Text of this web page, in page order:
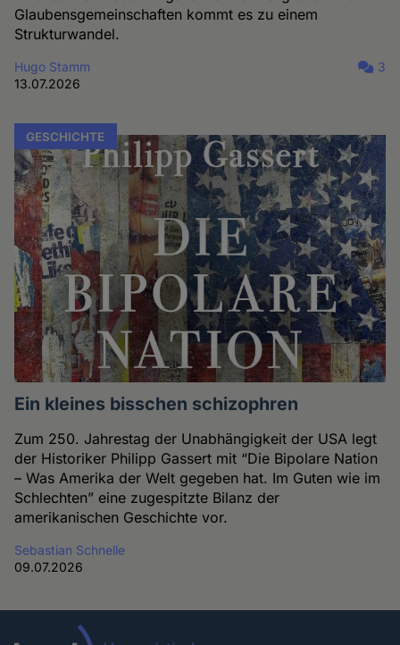
Glaubensgemeinschaften kommt es zu einem
Strukturwandel.
Hugo Stamm
13.07.2026
3
GESCHICHTE
Ein kleines bisschen schizophren
Zum 250. Jahrestag der Unabhängigkeit der USA legt
der Historiker Philipp Gassert mit “Die Bipolare Nation
– Was Amerika der Welt gegeben hat. Im Guten wie im
Schlechten” eine zugespitzte Bilanz der
amerikanischen Geschichte vor.
Sebastian Schnelle
09.07.2026